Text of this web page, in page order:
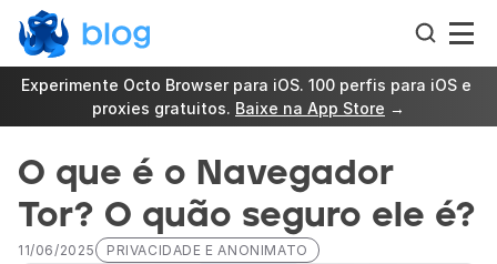
Experimente Octo Browser para iOS. 100 perfis para iOS e
proxies gratuitos. Baixe na App Store →
O que é o Navegador
Tor? O quão seguro ele é?
11/06/2025 PRIVACIDADE E ANONIMATO